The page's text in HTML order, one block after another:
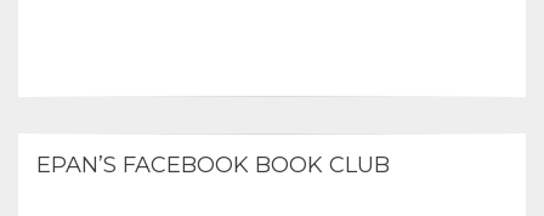
EPAN’S FACEBOOK BOOK CLUB